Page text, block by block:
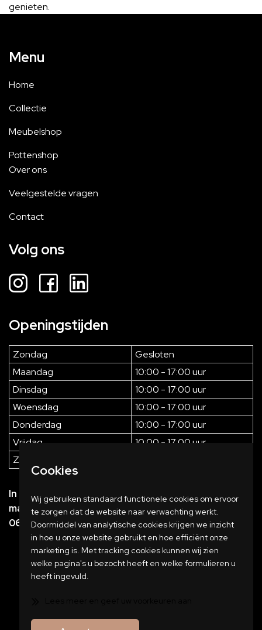
genieten.
Menu
Home
Collectie
Meubelshop
Pottenshop
Over ons
Veelgestelde vragen
Contact
Volg ons
Openingstijden
Zondag
Gesloten
Maandag
10:00 - 17:00 uur
Dinsdag
10:00 - 17:00 uur
Woensdag
10:00 - 17:00 uur
Donderdag
10:00 - 17:00 uur
Vrijdag
10:00 - 17:00 uur
Zaterdag
In de avonden zijn wij op afspraak geopend. Maak
makkelijk een afspraak door een berichtje te sturen
06-57202767
Tuinmeubelen
Cookies
Wij gebruiken standaard functionele cookies om ervoor
te zorgen dat de website naar verwachting werkt.
Doormiddel van analytische cookies krijgen we inzicht
in hoe u onze website gebruikt en hoe efficiënt onze
marketing is. Met tracking cookies kunnen wij zien
welke pagina's u bezocht heeft en welke formulieren u
heeft ingevuld.